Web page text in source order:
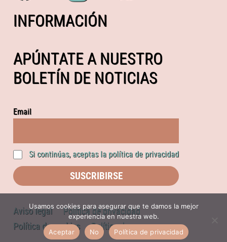
INFORMACIÓN
APÚNTATE A NUESTRO
BOLETÍN DE NOTICIAS
Email
Si continúas, aceptas la política de privacidad
Aviso legal
Política de privacidad
Política de cookies
Política de compras
Usamos cookies para asegurar que te damos la mejor
experiencia en nuestra web.
Aceptar
No Política de privacidad